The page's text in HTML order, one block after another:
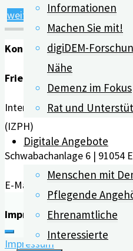
Informationen
Machen Sie mit!
digiDEM-
Nähe
Demenz im Fokus
Rat und
Digitale Angebote
Menschen mit
Pflegende
Ehrenamtliche
Interessierte
weiterlesen"1,6
Millionen
Menschen
mit
Demenz
in
–
Anstieg
verlangsamt
sich
offenbar"
Kontakt
Friedrich-Alexander-
Interdisziplinäres Zentrum
(IZPH)
Schwabachanlage 6 | 91054
E-Mail:
Impressum | Datenschutz
Impressum